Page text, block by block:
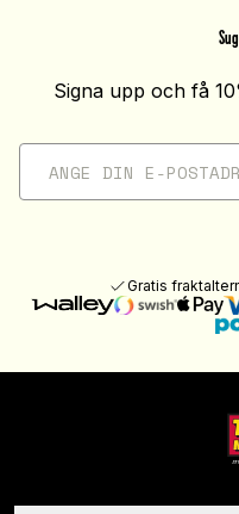
Signa upp och få
Gratis